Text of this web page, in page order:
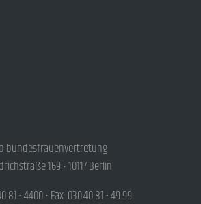
bundesfrauenvertretung
169 • 10117 Berlin
81 - 4400 • Fax: 030.40 81 - 49 99